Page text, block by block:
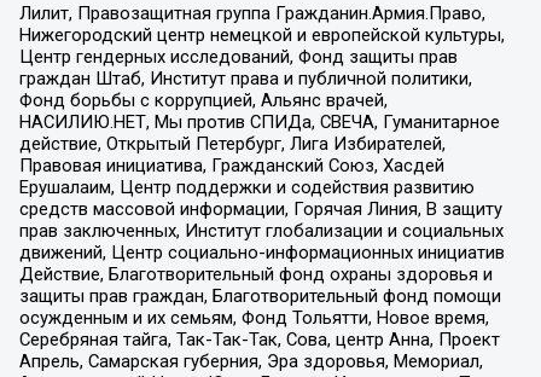
Лилит, Правозащитная группа Гражданин.Армия.Право,
Нижегородский центр немецкой и европейской культуры,
Центр гендерных исследований, Фонд защиты прав
граждан Штаб, Институт права и публичной политики,
Фонд борьбы с коррупцией, Альянс врачей,
НАСИЛИЮ.НЕТ, Мы против СПИДа, СВЕЧА, Гуманитарное
действие, Открытый Петербург, Лига Избирателей,
Правовая инициатива, Гражданский Союз, Хасдей
Ерушалаим, Центр поддержки и содействия развитию
средств массовой информации, Горячая Линия, В защиту
прав заключенных, Институт глобализации и социальных
движений, Центр социально-информационных инициатив
Действие, Благотворительный фонд охраны здоровья и
защиты прав граждан, Благотворительный фонд помощи
осужденным и их семьям, Фонд Тольятти, Новое время,
Серебряная тайга, Так-Так-Так, Сова, центр Анна, Проект
Апрель, Самарская губерния, Эра здоровья, Мемориал,